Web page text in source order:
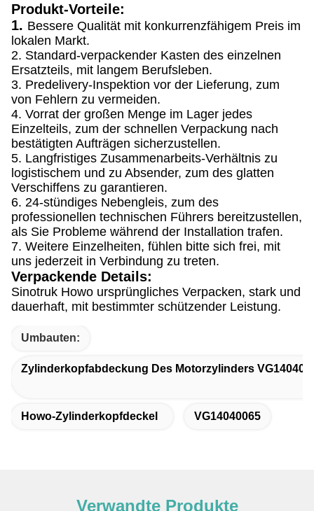
Produkt-Vorteile:
1. Bessere Qualität mit konkurrenzfähigem Preis im
lokalen Markt.
2. Standard-verpackender Kasten des einzelnen
Ersatzteils, mit langem Berufsleben.
3. Predelivery-Inspektion vor der Lieferung, zum
von Fehlern zu vermeiden.
4. Vorrat der großen Menge im Lager jedes
Einzelteils, zum der schnellen Verpackung nach
bestätigten Aufträgen sicherzustellen.
5. Langfristiges Zusammenarbeits-Verhältnis zu
logistischem und zu Absender, zum des glatten
Verschiffens zu garantieren.
6. 24-stündiges Nebengleis, zum des
professionellen technischen Führers bereitzustellen,
als Sie Probleme während der Installation trafen.
7. Weitere Einzelheiten, fühlen bitte sich frei, mit
uns jederzeit in Verbindung zu treten.
Verpackende Details:
Sinotruk Howo ursprüngliches Verpacken, stark und
dauerhaft, mit bestimmter schützender Leistung.
Umbauten:
Zylinderkopfabdeckung Des Motorzylinders
Howo-Zylinderkopfdeckel VG14040065
Verwandte Produkte